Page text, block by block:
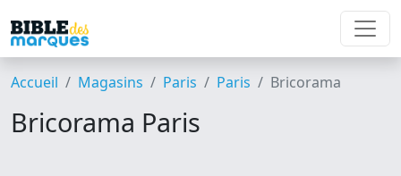
Accueil Magasins Paris Paris Bricorama
Bricorama Paris